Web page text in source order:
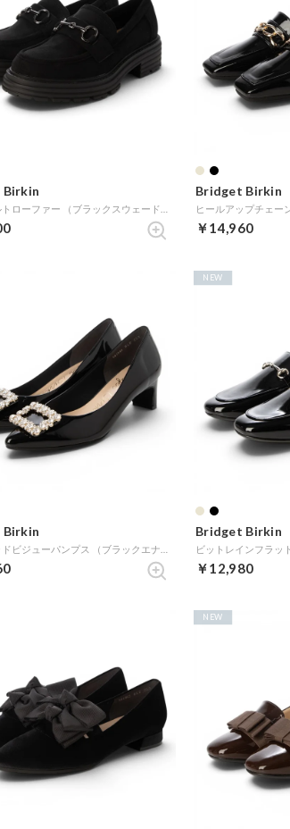
Bridget Birkin
￥14,960
NEW
Bridget Birkin
￥12,980
NEW